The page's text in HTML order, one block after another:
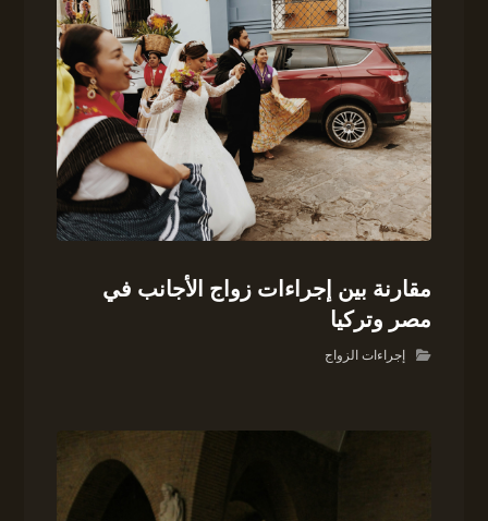
مقارنة بين إجراءات زواج الأجانب في
مصر وتركيا
إجراءات الزواج